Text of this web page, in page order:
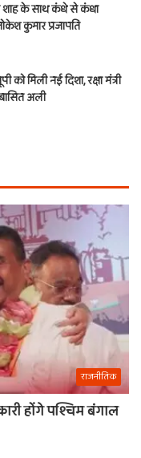
शाह के साथ कंधे से कंधा
कुमार प्रजापति
मिली नई दिशा, रक्षा मंत्री
अली
राजनीतिक
होंगे पश्चिम बंगाल